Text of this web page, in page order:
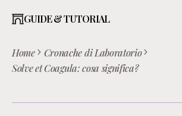
GUIDE & TUTORIAL
Home
Cronache di Laboratorio
Solve et Coagula: cosa significa?